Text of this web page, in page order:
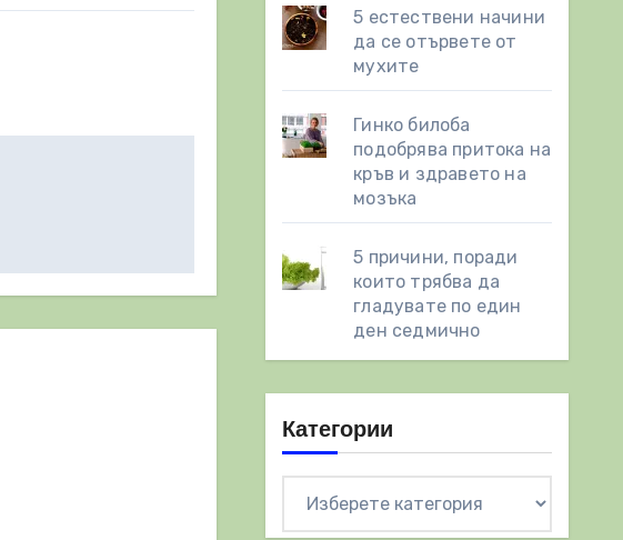
5 естествени начини
да се отървете от
мухите
Гинко билоба
подобрява притока на
кръв и здравето на
мозъка
5 причини, поради
които трябва да
гладувате по един
ден седмично
Категории